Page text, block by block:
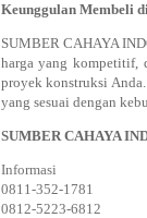
Keunggulan Membeli
SUMBER CAHAYA
harga yang kompetitif,
proyek konstruksi
yang sesuai dengan
SUMBER CAHAYA
Informasi
0811-352-1781
0812-5223-6812